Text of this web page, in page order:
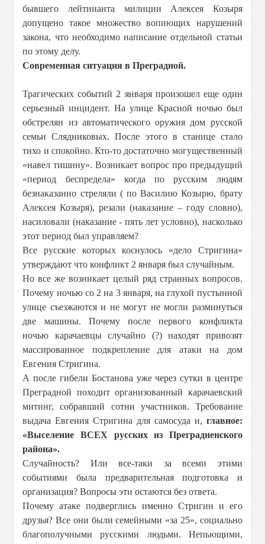
бывшего лейтинанта милиции Алексея Козыря
допущено такое множество вопиющих нарушений
закона, что необходимо написание отдельной статьи
по этому делу.
Современная ситуация в Преградной.
Трагических событий 2 января произошел еще один
серьезный инцидент. На улице Красной ночью был
обстрелян из автоматического оружия дом русской
семьи Слядниковых. После этого в станице стало
тихо и спокойно. Кто-то достаточно могущественный
«навел тишину». Возникает вопрос про предыдущий
«период беспредела» когда по русским людям
безнаказанно стреляли ( по Василию Козырю, брату
Алексея Козыря), резали (наказание – году словно),
насиловали (наказание - пять лет условно), насколько
этот период был управляем?
Все русские которых коснулось «дело Стригина»
утверждают что конфликт 2 января был случайным.
Но все же возникает целый ряд странных вопросов.
Почему ночью со 2 на 3 января, на глухой пустынной
улице съезжаются и не могут не могли разминуться
две машины. Почему после первого конфликта
ночью карачаевцы случайно (?) находят привозят
массированное подкрепление для атаки на дом
Евгения Стригина.
А после гибели Бостанова уже через сутки в центре
Преградной походит организованный карачаевский
митинг, собравший сотни участников. Требование
выдача Евгения Стригина для самосуда и, главное:
«Выселение ВСЕХ русских из Преградненского
района».
Случайность? Или все-таки за всеми этими
событиями была предварительная подготовка и
организация? Вопросы эти остаются без ответа.
Почему атаке подверглись именно Стригин и его
друзья? Все они были семейными «за 25», социально
благополучными русскими людьми. Непьющими,